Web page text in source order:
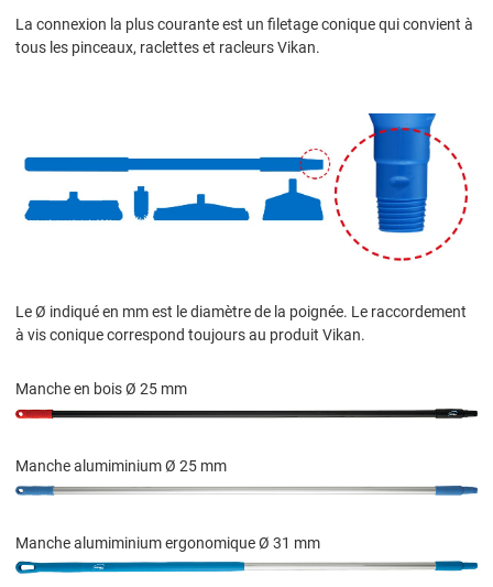
La connexion la plus courante est un filetage conique qui convient à
tous les pinceaux, raclettes et racleurs Vikan.
Le Ø indiqué en mm est le diamètre de la poignée. Le raccordement
à vis conique correspond toujours au produit Vikan.
Manche en bois Ø 25 mm
Manche alumiminium Ø 25 mm
Manche alumiminium ergonomique Ø 31 mm